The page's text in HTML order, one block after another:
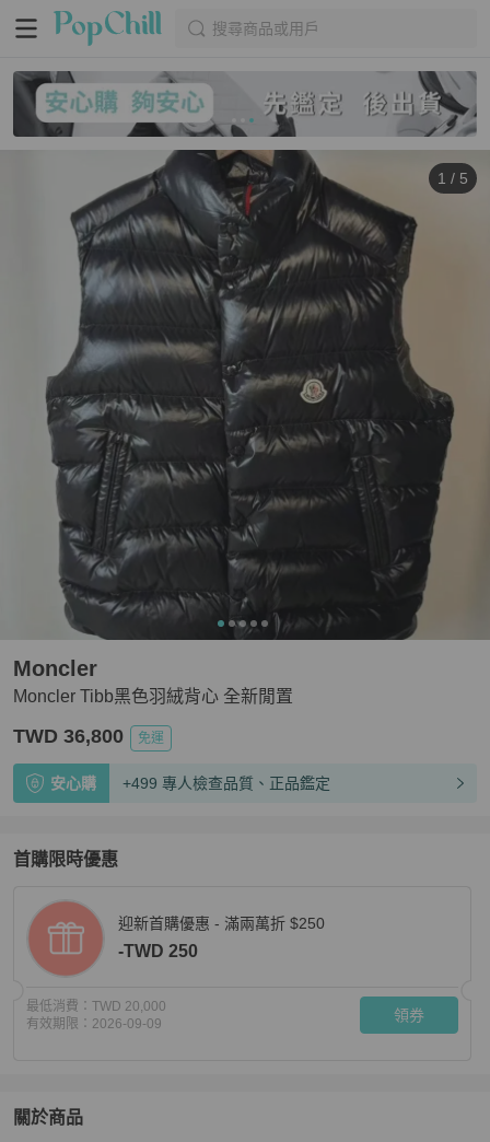
搜尋商品或用戶
1 / 5
Moncler Tibb黑色羽絨背心 全新閒置
Moncler
TWD 36,800 免運
安心購 +499 專人檢查品質、正品鑑定
首購限時優惠
迎新首購優惠 - 滿兩萬折 $250
-TWD 250
最低消費： TWD 20,000
有效期限： 2026-09-09 領券
關於商品